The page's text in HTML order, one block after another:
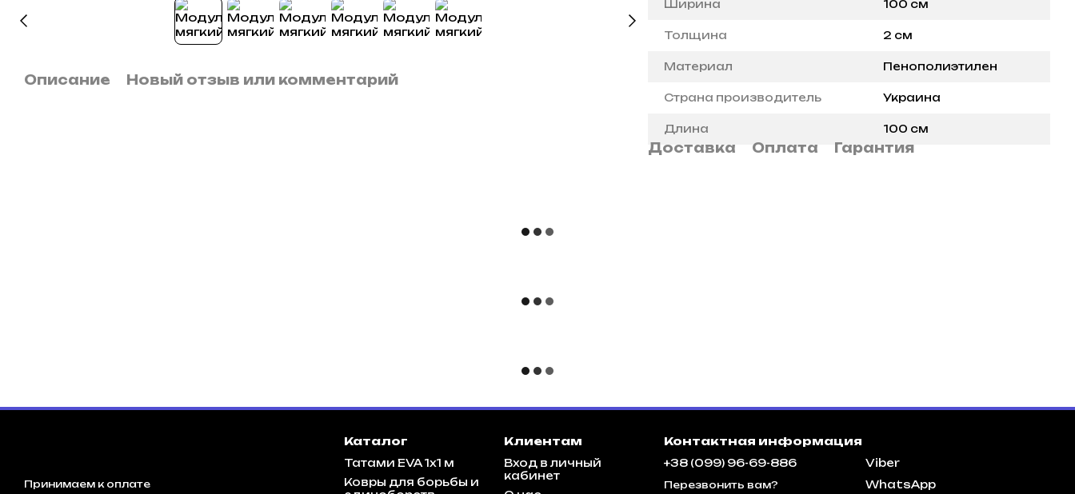
Описание Новый отзыв или комментарий
Ширина 100 см
Толщина 2 см
Материал Пенополиэтилен
Страна производитель Украина
Длина 100 см
Доставка Оплата Гарантия
Принимаем к оплате
Каталог
Татами EVA 1x1 м
Ковры для борьбы и
Клиентам
Вход в личный
кабинет
Контактная информация
+38 (099) 96-69-886
Перезвонить вам?
Viber
WhatsApp